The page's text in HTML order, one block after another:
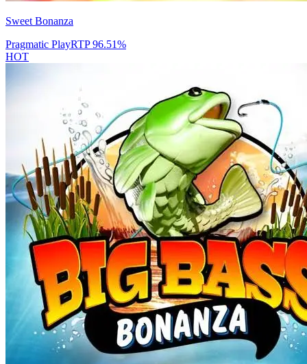
Sweet Bonanza
Pragmatic PlayRTP96.51%
HOT